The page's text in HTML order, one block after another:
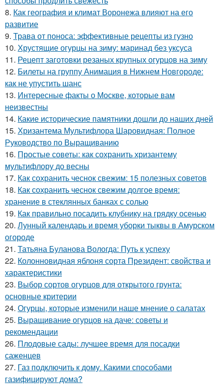
8. Как география и климат Воронежа влияют на его
развитие
9. Трава от поноса: эффективные рецепты из гузно
10. Хрустящие огурцы на зиму: маринад без уксуса
11. Рецепт заготовки резаных крупных огурцов на зиму
12. Билеты на группу Анимация в Нижнем Новгороде:
как не упустить шанс
13. Интересные факты о Москве, которые вам
неизвестны
14. Какие исторические памятники дошли до наших дней
15. Хризантема Мультифлора Шаровидная: Полное
Руководство по Выращиванию
16. Простые советы: как сохранить хризантему
мультифлору до весны
17. Как сохранить чеснок свежим: 15 полезных советов
18. Как сохранить чеснок свежим долгое время:
хранение в стеклянных банках с солью
19. Как правильно посадить клубнику на грядку осенью
20. Лунный календарь и время уборки тыквы в Амурском
огороде
21. Татьяна Буланова Вологда: Путь к успеху
22. Колонновидная яблоня сорта Президент: свойства и
характеристики
23. Выбор сортов огурцов для открытого грунта:
основные критерии
24. Огурцы, которые изменили наше мнение о салатах
25. Выращивание огурцов на даче: советы и
рекомендации
26. Плодовые сады: лучшее время для посадки
саженцев
27. Газ подключить к дому. Какими способами
газифицируют дома?